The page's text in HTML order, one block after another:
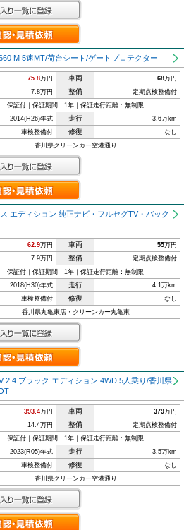
M 5速MT/荷台シート/ゲートプロテクター
75.8万円 車両 68万円
7.8万円 整備 定期点検整備付
保証付｜保証期間：1年｜保証走行距離：無制限
2014(H26)年式 走行 3.6万km
車検整備付 修復 なし
香川県クリーンカー空港通り
エディション 純正ナビ・フルセグTV・バック
62.9万円 車両 55万円
7.9万円 整備 定期点検整備付
保証付｜保証期間：1年｜保証走行距離：無制限
2018(H30)年式 走行 4.1万km
車検整備付 修復 なし
香川県丸亀東店・クリーンカー丸亀東
2.4 ブラック エディション 4WD 5人乗り/香川県
393.4万円 車両 379万円
14.4万円 整備 定期点検整備付
保証付｜保証期間：1年｜保証走行距離：無制限
2023(R05)年式 走行 3.5万km
車検整備付 修復 なし
香川県クリーンカー空港通り